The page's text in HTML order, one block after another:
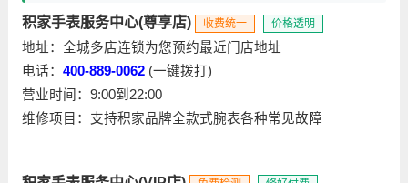
积家手表服务中心(尊享店) 收费统一 价格透明
地址：全城多店连锁为您预约最近门店地址
电话： 400-889-0062(一键拨打)
营业时间：9:00到22:00
维修项目：支持积家品牌全款式腕表各种常见故障